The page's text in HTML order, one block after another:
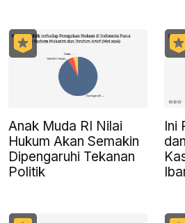
Anak Muda RI Nilai
Hukum Akan Semakin
Dipengaruhi Tekanan
Politik
Ini